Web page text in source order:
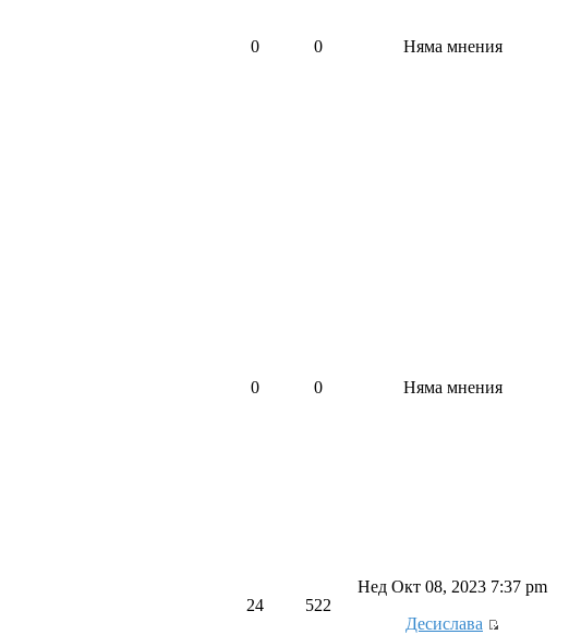
0 0 Няма мнения
0 0 Няма мнения
24
522
Нед Окт 08, 2023 7:37 pm
Десислава